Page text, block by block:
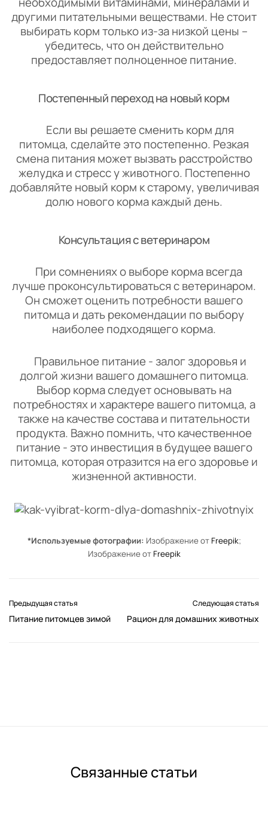
другими питательными веществами. Не стоит
выбирать корм только из-за низкой цены –
убедитесь, что он действительно
предоставляет полноценное питание.
Постепенный переход на новый корм
Если вы решаете сменить корм для
питомца, сделайте это постепенно. Резкая
смена питания может вызвать расстройство
желудка и стресс у животного. Постепенно
добавляйте новый корм к старому, увеличивая
долю нового корма каждый день.
Консультация с ветеринаром
При сомнениях о выборе корма всегда
лучше проконсультироваться с ветеринаром.
Он сможет оценить потребности вашего
питомца и дать рекомендации по выбору
наиболее подходящего корма.
Правильное питание - залог здоровья и
долгой жизни вашего домашнего питомца.
Выбор корма следует основывать на
потребностях и характере вашего питомца, а
также на качестве состава и питательности
продукта. Важно помнить, что качественное
питание - это инвестиция в будущее вашего
питомца, которая отразится на его здоровье и
жизненной активности.
*Используемые фотографии: Изображение от Freepik;
Изображение от Freepik
Предыдущая статья
Питание питомцев зимой
Следующая статья
Рацион для домашних животных
Связанные статьи